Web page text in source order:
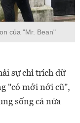
của "Mr. Bean"
sự chỉ trích dữ
"có mới nới cũ",
sống cả nửa